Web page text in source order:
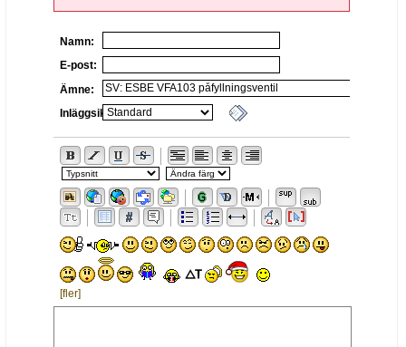
Namn:
E-post:
Ämne:
Inläggsikon:
[fler]